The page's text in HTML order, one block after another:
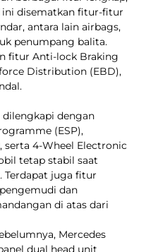
disematkan fitur-fitur
antara lain airbags,
penumpang balita.
fitur Anti-lock Braking
Distribution (EBD),
dengan
(ESP),
serta 4-Wheel Electronic
tetap stabil saat
Terdapat juga fitur
dan
di atas dari
Mercedes
dual head unit